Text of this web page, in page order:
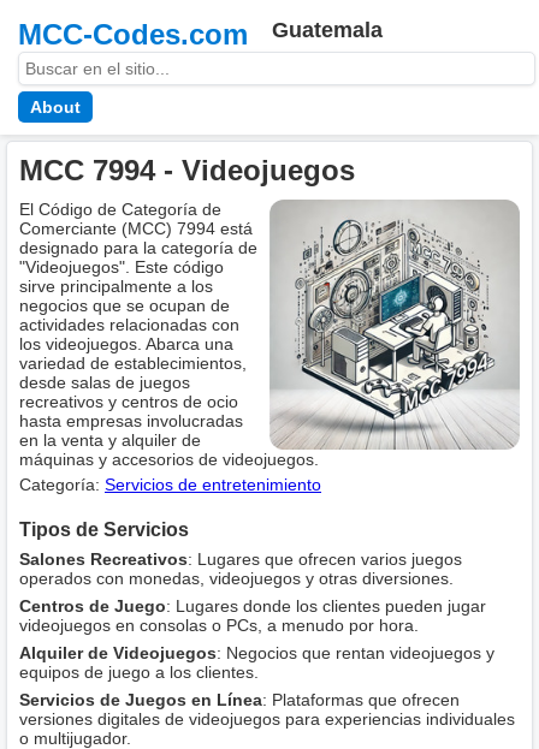
MCC-Codes.com Guatemala
About
MCC 7994 - Videojuegos
El Código de Categoría de
Comerciante (MCC) 7994 está
designado para la categoría de
"Videojuegos". Este código
sirve principalmente a los
negocios que se ocupan de
actividades relacionadas con
los videojuegos. Abarca una
variedad de establecimientos,
desde salas de juegos
recreativos y centros de ocio
hasta empresas involucradas
en la venta y alquiler de
máquinas y accesorios de videojuegos.
Categoría: Servicios de entretenimiento
Tipos de Servicios
Salones Recreativos: Lugares que ofrecen varios juegos
operados con monedas, videojuegos y otras diversiones.
Centros de Juego: Lugares donde los clientes pueden jugar
videojuegos en consolas o PCs, a menudo por hora.
Alquiler de Videojuegos: Negocios que rentan videojuegos y
equipos de juego a los clientes.
Servicios de Juegos en Línea: Plataformas que ofrecen
versiones digitales de videojuegos para experiencias individuales
o multijugador.